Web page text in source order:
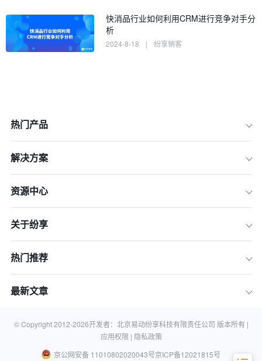
革命
的探索
快消品行业如何利用CRM进行竞争对手分
析
2024-8-18 | 纷享销客
热门产品
解决方案
资源中心
关于纷享
热门推荐
最新文章
© Copyright 2012-2026开发者：北京易动纷享科技有限责任公司 版本所有 |
应用权限 | 隐私政策
京公网安备 11010802020043号京ICP备12021815号